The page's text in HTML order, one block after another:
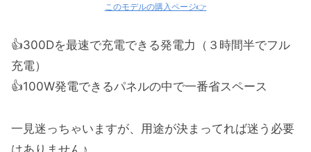
このモデルの購入ページ👉
👍300Dを最速で充電できる発電力（３時間半でフル
充電）
👍100W発電できるパネルの中で一番省スペース
一見迷っちゃいますが、用途が決まってれば迷う必要
はありません♪